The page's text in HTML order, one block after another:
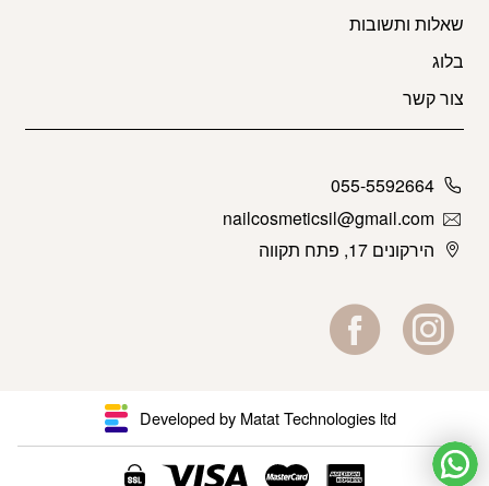
שאלות ותשובות
בלוג
צור קשר
055-5592664
nailcosmeticsil@gmail.com
הירקונים 17, פתח תקווה
Developed by Matat Technologies ltd